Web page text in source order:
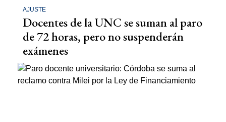
AJUSTE
Docentes de la UNC se suman al paro
de 72 horas, pero no suspenderán
exámenes